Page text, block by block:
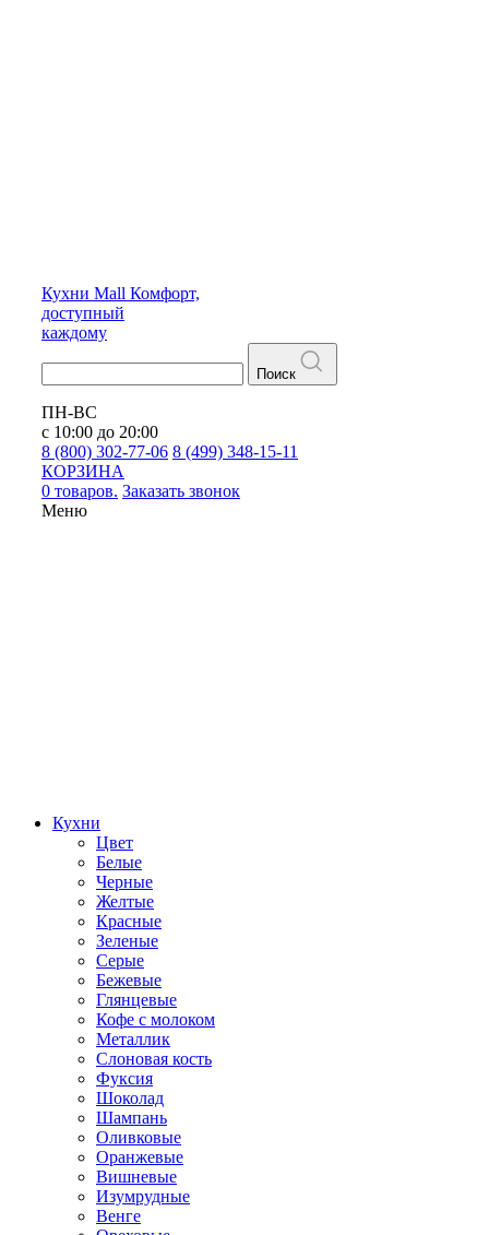
Кухни Mall Комфорт,
доступный
каждому
Поиск
ПН-ВС
с 10:00 до 20:00
8 (800) 302-77-06 8 (499) 348-15-11
КОРЗИНА
0 товаров. Заказать звонок
Меню
Кухни
Цвет
Белые
Черные
Желтые
Красные
Зеленые
Серые
Бежевые
Глянцевые
Кофе с молоком
Металлик
Слоновая кость
Фуксия
Шоколад
Шампань
Оливковые
Оранжевые
Вишневые
Изумрудные
Венге